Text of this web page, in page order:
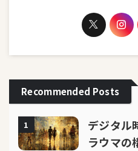
Recommended Posts
1
デジタル
ラウマの